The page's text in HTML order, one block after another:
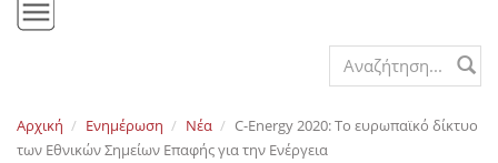
Εκδόσεις
Search form
Αρχική Ενημέρωση Νέα
C-Energy 2020: Το ευρωπαϊκό δίκτυο
των Εθνικών Σημείων Επαφής για την Ενέργεια